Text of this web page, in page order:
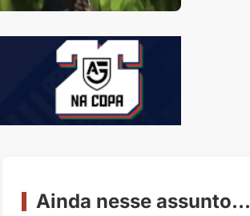
Ainda nesse assunto...